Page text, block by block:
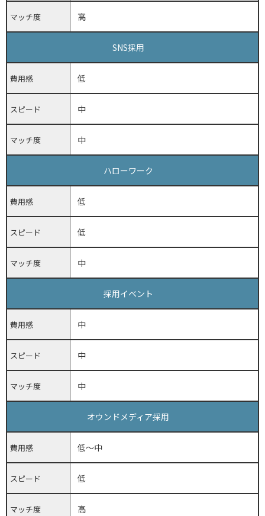
高
マッチ度
SNS採用
低
費用感
中
スピード
中
マッチ度
ハローワーク
低
費用感
低
スピード
中
マッチ度
採用イベント
中
費用感
中
スピード
中
マッチ度
オウンドメディア採用
低～中
費用感
低
スピード
高
マッチ度